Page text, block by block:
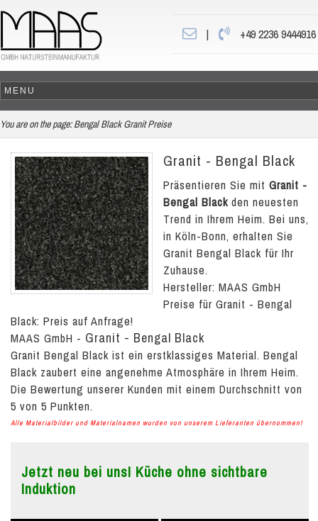
| +49 2236 9444916
You are on the page: Bengal Black Granit Preise
Granit - Bengal Black
Präsentieren Sie mit Granit -
Bengal Black den neuesten
Trend in Ihrem Heim. Bei uns,
in Köln-Bonn, erhalten Sie
Granit Bengal Black für Ihr
Zuhause.
Hersteller: MAAS GmbH
Preise für Granit - Bengal
Black: Preis auf Anfrage!
MAAS GmbH - Granit - Bengal Black
Granit Bengal Black ist ein erstklassiges Material. Bengal
Black zaubert eine angenehme Atmosphäre in Ihrem Heim.
Die Bewertung unserer Kunden mit einem Durchschnitt von
5 von 5 Punkten.
Alle Materialbilder und Materialnamen wurden von unserem Lieferanten übernommen!
Jetzt neu bei uns! Küche ohne sichtbare
Induktion